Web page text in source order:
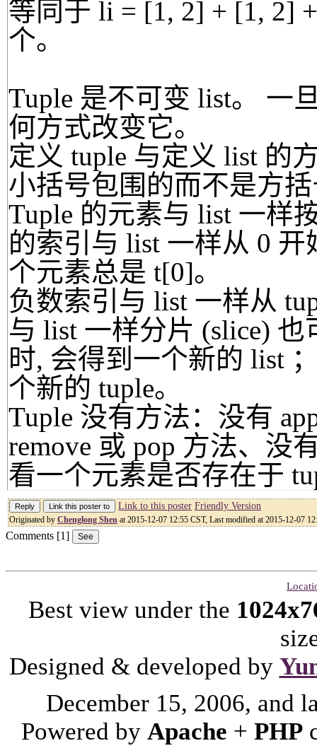
等同于 li = [1, 2] + [1, 2]
个。
Tuple 是不可变 list。 一
何方式改变它。
定义 tuple 与定义 list 的
小括号包围的而不是方
Tuple 的元素与 list 一样
的索引与 list 一样从 0
个元素总是 t[0]。
负数索引与 list 一样从
与 list 一样分片 (slice)
时, 会得到一个新的 list
个新的 tuple。
Tuple 没有方法：没有
remove 或 pop 方法、没
看一个元素是否存在于
Link to this poster Friendly Version
Originated by Chenglong Shen at 2015-12-07 12:55 CST, Last modified at 2015-12-07
Comments [1]
Best view under the
Designed & developed by
December 15, 2006, and
Powered by Apache + PHP